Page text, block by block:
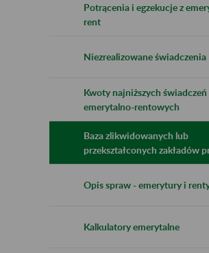
Potrącenia i egzekucje z
rent
Niezrealizowane świadczenia
Kwoty najniższych świadczeń
emerytalno-rentowych
Baza zlikwidowanych lub
przekształconych zakładów
Opis spraw - emerytury i
Kalkulatory emerytalne